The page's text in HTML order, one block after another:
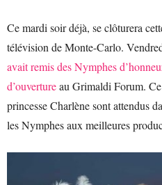
Ce mardi soir déjà, se clôturera
télévision de Monte-Carlo.
avait remis des Nymphes
d’ouvertureau Grimaldi Forum.
princesse Charlène sont attendus
les Nymphes aux meilleures